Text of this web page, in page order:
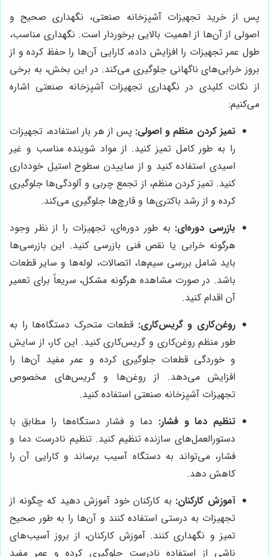
پس از خرید تجهیزات آشپزخانه صنعتی، نگهداری صحیح و
اصولی از آن‌ها از اهمیت بالایی برخوردار است. نگهداری مناسب،
طول عمر تجهیزات را افزایش داده، کارایی آن‌ها را حفظ کرده و از
بروز خرابی‌های ناگهانی جلوگیری می‌کند. در این بخش، به برخی
از نکات کلیدی در نگهداری تجهیزات آشپزخانه صنعتی اشاره
می‌کنیم:
تمیز کردن منظم و اصولی: پس از هر بار استفاده، تجهیزات
را به طور کامل تمیز کنید. از مواد شوینده مناسب و غیر
اسیدی استفاده کنید و از ساییدن سطوح استیل خودداری
کنید. تمیز کردن منظم، از تجمع چربی و آلودگی‌ها جلوگیری
کرده و از رشد باکتری‌ها و قارچ‌ها جلوگیری می‌کند.
بازرسی دوره‌ای: به طور دوره‌ای، تجهیزات را از نظر وجود
هرگونه خرابی یا نقص فنی بازرسی کنید. این بازرسی‌ها
باید شامل بررسی سیم‌ها، اتصالات، لوله‌ها و سایر قطعات
باشد. در صورت مشاهده هرگونه مشکل، سریعاً برای تعمیر
آن اقدام کنید.
روغن‌کاری و گریس‌کاری: قطعات متحرک دستگاه‌ها را به
طور منظم روغن‌کاری و گریس‌کاری کنید. این کار، از سایش
و خوردگی قطعات جلوگیری کرده و عمر مفید آن‌ها را
افزایش می‌دهد. از روغن‌ها و گریس‌های مخصوص
تجهیزات آشپزخانه صنعتی استفاده کنید.
تنظیم دما و فشار: دما و فشار دستگاه‌ها را مطابق با
دستورالعمل‌های سازنده تنظیم کنید. تنظیم نادرست دما و
فشار، می‌تواند به دستگاه آسیب برساند و کارایی آن را
کاهش دهد.
آموزش کارکنان: به کارکنان خود آموزش دهید که چگونه از
تجهیزات به درستی استفاده کنند و آن‌ها را به طور صحیح
تمیز و نگهداری کنند. آموزش کارکنان، از بروز آسیب‌های
ناشی از استفاده نادرست جلوگیری کرده و عمر مفید